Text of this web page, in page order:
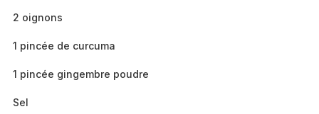
2 oignons
1 pincée de curcuma
1 pincée gingembre poudre
Sel